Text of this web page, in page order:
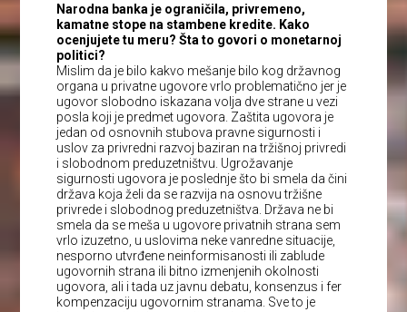
Narodna banka je ograničila, privremeno,
kamatne stope na stambene kredite. Kako
ocenjujete tu meru? Šta to govori o monetarnoj
politici?
Mislim da je bilo kakvo mešanje bilo kog državnog
organa u privatne ugovore vrlo problematično jer je
ugovor slobodno iskazana volja dve strane u vezi
posla koji je predmet ugovora. Zaštita ugovora je
jedan od osnovnih stubova pravne sigurnosti i
uslov za privredni razvoj baziran na tržišnoj privredi
i slobodnom preduzetništvu. Ugrožavanje
sigurnosti ugovora je poslednje što bi smela da čini
država koja želi da se razvija na osnovu tržišne
privrede i slobodnog preduzetništva. Država ne bi
smela da se meša u ugovore privatnih strana sem
vrlo izuzetno, u uslovima neke vanredne situacije,
nesporno utvrđene neinformisanosti ili zablude
ugovornih strana ili bitno izmenjenih okolnosti
ugovora, ali i tada uz javnu debatu, konsenzus i fer
kompenzaciju ugovornim stranama. Sve to je